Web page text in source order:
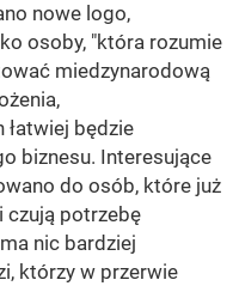
nowe logo,
osoby, "która rozumie
miedzynarodową
łatwiej będzie
biznesu. Interesujące
do osób, które już
czują potrzebę
nic bardziej
którzy w przerwie